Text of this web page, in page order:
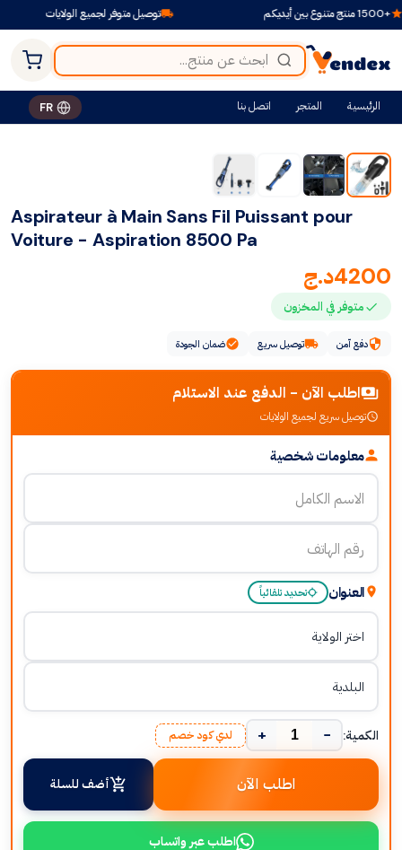
توصيل متوفر لجميع الولايات
الرئيسية المتجر اتصل بنا FR
Aspirateur à Main Sans Fil Puissant pour
Voiture - Aspiration 8500 Pa
4200د.ج
متوفر في المخزون
دفع آمن توصيل سريع ضمان الجودة
اطلب الآن - الدفع عند الاستلام
توصيل سريع لجميع الولايات
معلومات شخصية
العنوان تحديد تلقائياً
الكمية: −
+ لدي كود خصم
اطلب الآن أضف للسلة
اطلب عبر واتساب